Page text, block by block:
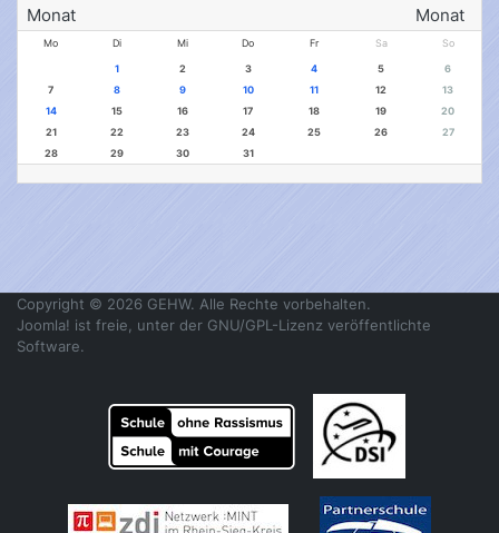
Mo Di Mi Do Fr Sa So
1 2 3 4 5
6
7
8 9 10 11 12
13
14
15 16 17 18 19
20
21
22 23 24 25 26
27
28
29 30 31
Copyright © 2026 GEHW. Alle Rechte vorbehalten.
Joomla! ist freie, unter der GNU/GPL-Lizenz veröffentlichte
Software.